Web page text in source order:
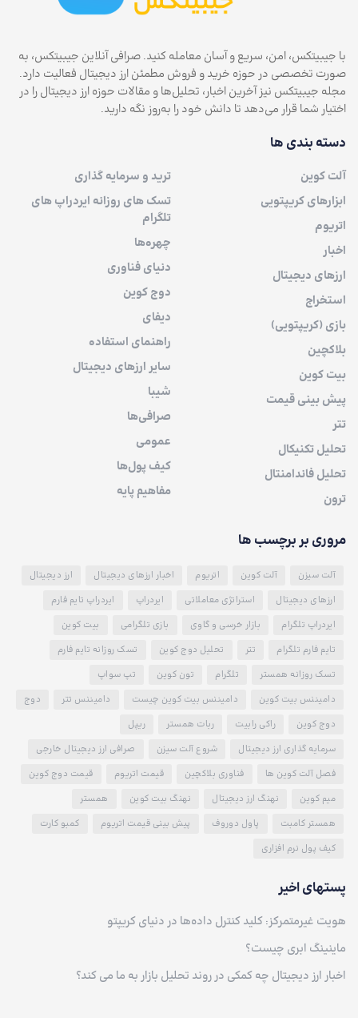
با جیبیتکس، امن، سریع و آسان معامله کنید. صرافی آنلاین جیبیتکس، به
صورت تخصصی در حوزه خرید و فروش مطمئن ارز دیجیتال فعالیت دارد.
مجله جیبیتکس نیز آخرین اخبار، تحلیل‌ها و مقالات حوزه ارز دیجیتال را در
اختیار شما قرار می‌دهد تا دانش خود را به‌روز نگه دارید.
دسته بندی ها
آلت کوین
ابزارهای کریپتویی
اتریوم
اخبار
ارزهای دیجیتال
استخراج
بازی (کریپتویی)
بلاکچین
بیت کوین
پیش بینی قیمت
تتر
تحلیل تکنیکال
تحلیل فاندامنتال
ترون
ترید و سرمایه گذاری
تسک های روزانه ایردراپ های
تلگرام
چهره‌ها
دنیای فناوری
دوج کوین
دیفای
راهنمای استفاده
سایر ارزهای دیجیتال
شیبا
صرافی‌ها
عمومی
کیف پول‌ها
مفاهیم پایه
مروری بر برچسب ها
آلت سیزن آلت کوین اتریوم اخبار ارزهای دیجیتال
ارز دیجیتال
ارزهای دیجیتال
استراتژی معاملاتی ایردراپ
ایردراپ تایم فارم
ایردراپ تلگرام
بازار خرسی و گاوی بازی تلگرامی
بیت کوین
تایم فارم تلگرام
تتر تحلیل دوج کوین
تسک روزانه تایم فارم
تسک روزانه همستر
تلگرام تون کوین
تپ سواپ
دامیننس بیت کوین
دامیننس بیت کوین چیست دامیننس تتر
دوج
دوج کوین
راکی رابیت ربات همستر
ریپل
سرمایه گذاری ارز دیجیتال
شروع آلت سیزن
صرافی ارز دیجیتال خارجی
فصل آلت کوین ها
فناوری بلاکچین قیمت اتریوم
قیمت دوج کوین
میم کوین
نهنگ ارز دیجیتال نهنگ بیت کوین
همستر
همستر کامبت
پاول دوروف پیش بینی قیمت اتریوم
کمبو کارت
کیف پول نرم افزاری
پستهای اخیر
هویت غیرمتمرکز: کلید کنترل داده‌ها در دنیای کریپتو
ماینینگ ابری چیست؟
اخبار ارز دیجیتال چه کمکی در روند تحلیل بازار به ما می کند؟